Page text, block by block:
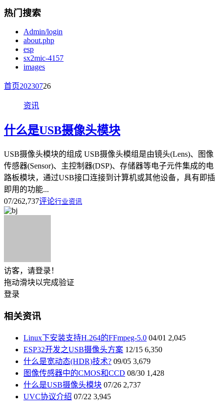
热门搜索
Admin/login
about.php
esp
sx2mic-4157
images
首页20230726
资讯
什么是USB摄像头模块
USB摄像头模块的组成 USB摄像头模组是由镜头(Lens)、图像
传感器(Sensor)、主控制器(DSP)、存储器等电子元件集成的电
路板模块，通过USB接口连接到计算机或其他设备，具有即插
即用的功能...
07/262,737评论行业资讯
访客，请登录！
拖动滑块以完成验证
登录
相关资讯
Linux下安装支持H.264的FFmpeg-5.0 04/01 2,045
ESP32开发之USB摄像头方案 12/15 6,350
什么是宽动态(HDR)技术? 09/05 3,679
图像传感器中的CMOS和CCD 08/30 1,428
什么是USB摄像头模块 07/26 2,737
UVC协议介绍 07/22 3,945